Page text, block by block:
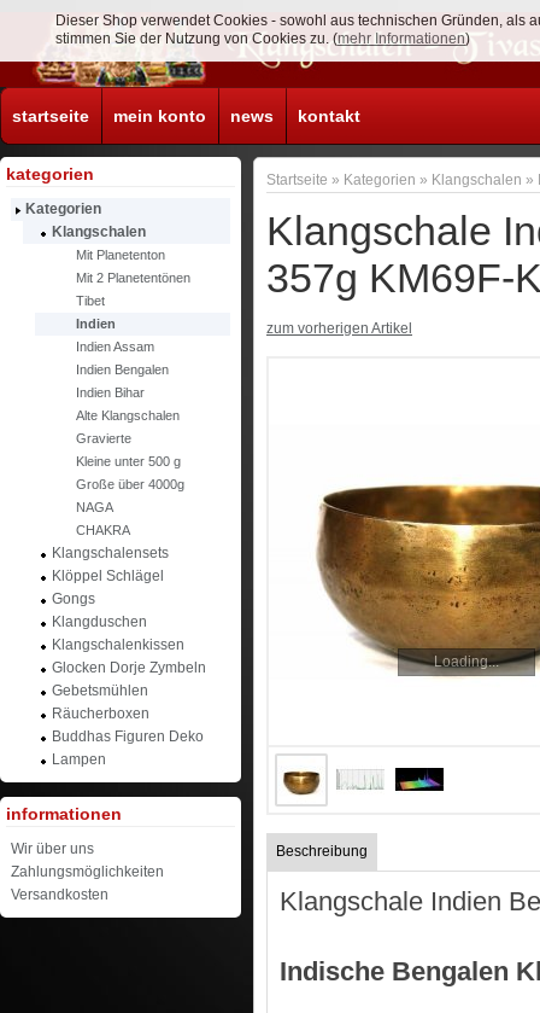
startseite mein konto news kontakt
Startseite » Kategorien » Klangschalen »
Klangschale
357g KM69F-
zum vorherigen Artikel
Loading...
Beschreibung
Klangschale Indien
Indische Bengalen
kategorien
Kategorien
Klangschalen
Mit Planetenton
Mit 2 Planetentönen
Tibet
Indien
Indien Assam
Indien Bengalen
Indien Bihar
Alte Klangschalen
Gravierte
Kleine unter 500 g
Große über 4000g
NAGA
CHAKRA
Klangschalensets
Klöppel Schlägel
Gongs
Klangduschen
Klangschalenkissen
Glocken Dorje Zymbeln
Gebetsmühlen
Räucherboxen
Buddhas Figuren Deko
Lampen
informationen
Wir über uns
Zahlungsmöglichkeiten
Versandkosten
Dieser Shop verwendet Cookies - sowohl aus technischen Gründen, als
stimmen Sie der Nutzung von Cookies zu. (mehr Informationen)